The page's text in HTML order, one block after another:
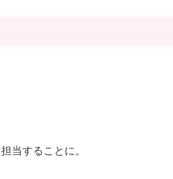
当することに。